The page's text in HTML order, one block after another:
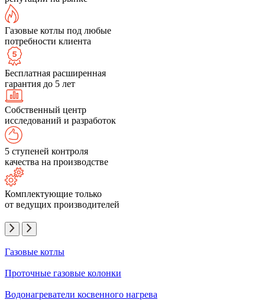
Газовые котлы под любые
потребности клиента
Бесплатная расширенная
гарантия до 5 лет
Собственный центр
исследований и разработок
5 ступеней контроля
качества на производстве
Комплектующие только
от ведущих производителей
Газовые котлы
Проточные газовые колонки
Водонагреватели косвенного нагрева